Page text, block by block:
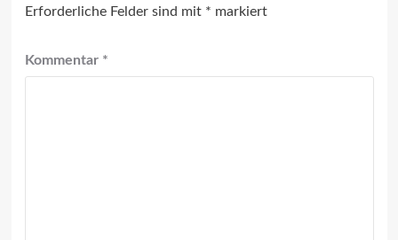
Erforderliche Felder sind mit * markiert
Kommentar *